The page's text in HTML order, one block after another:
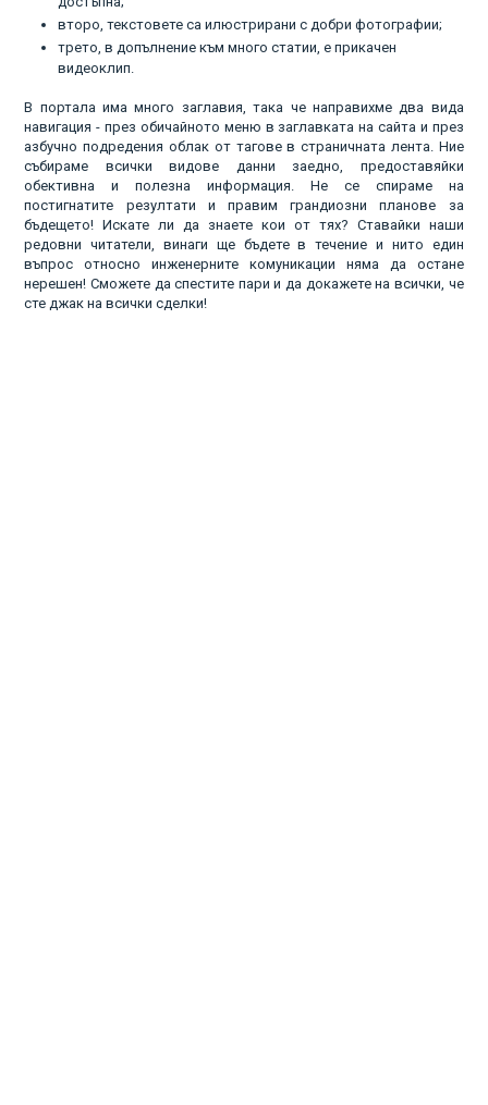
второ, текстовете са илюстрирани с добри фотографии;
трето, в допълнение към много статии, е прикачен
видеоклип.
В портала има много заглавия, така че направихме два вида
навигация - през обичайното меню в заглавката на сайта и през
азбучно подредения облак от тагове в страничната лента. Ние
събираме всички видове данни заедно, предоставяйки
обективна и полезна информация. Не се спираме на
постигнатите резултати и правим грандиозни планове за
бъдещето! Искате ли да знаете кои от тях? Ставайки наши
редовни читатели, винаги ще бъдете в течение и нито един
въпрос относно инженерните комуникации няма да остане
нерешен! Сможете да спестите пари и да докажете на всички, че
сте джак на всички сделки!